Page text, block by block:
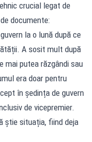
crucial legat de
documente:
la o lună după ce
A sosit mult după
mai putea răzgândi sau
era doar pentru
în ședința de guvern
de vicepremier.
știe situația, fiind deja